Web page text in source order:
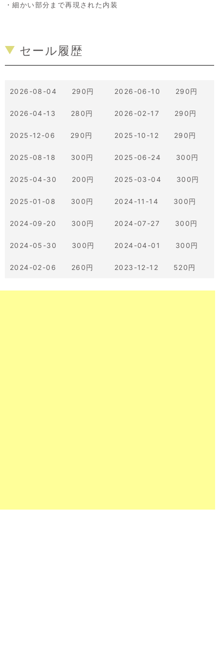
・細かい部分まで再現された内装
セール履歴
2026-08-04 290円 2026-06-10 290円
2026-04-13 280円 2026-02-17 290円
2025-12-06 290円 2025-10-12 290円
2025-08-18 300円 2025-06-24 300円
2025-04-30 200円 2025-03-04 300円
2025-01-08 300円 2024-11-14 300円
2024-09-20 300円 2024-07-27 300円
2024-05-30 300円 2024-04-01 300円
2024-02-06 260円 2023-12-12 520円